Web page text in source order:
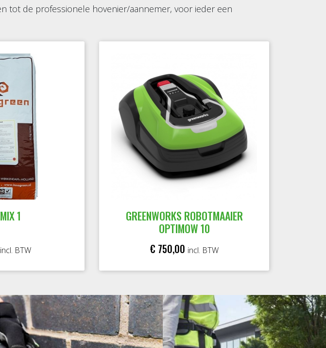
tot de professionele hovenier/aannemer, voor ieder een
1
incl. BTW
GREENWORKS ROBOTMAAIER
OPTIMOW 10
€ 750,00 incl. BTW